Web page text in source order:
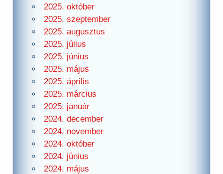
2025. október
2025. szeptember
2025. augusztus
2025. július
2025. június
2025. május
2025. április
2025. március
2025. január
2024. december
2024. november
2024. október
2024. június
2024. május